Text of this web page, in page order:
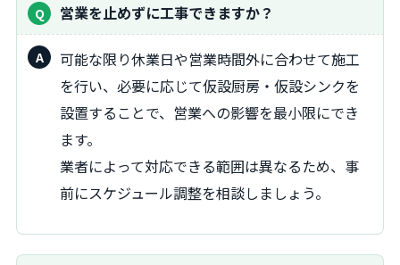
営業を止めずに工事できますか？
可能な限り休業日や営業時間外に合わせて施工
を行い、必要に応じて仮設厨房・仮設シンクを
設置することで、営業への影響を最小限にでき
ます。
業者によって対応できる範囲は異なるため、事
前にスケジュール調整を相談しましょう。